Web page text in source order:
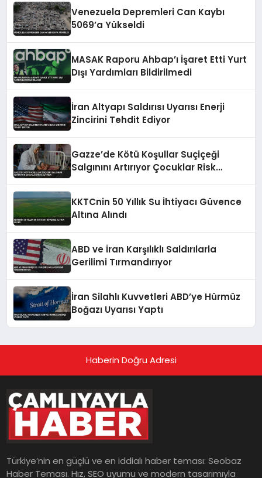
Venezuela Depremleri Can Kaybı
5069’a Yükseldi
MASAK Raporu Ahbap’ı İşaret Etti Yurt
Dışı Yardımları Bildirilmedi
İran Altyapı Saldırısı Uyarısı Enerji
Zincirini Tehdit Ediyor
Gazze’de Kötü Koşullar Suçiçeği
Salgınını Artırıyor Çocuklar Risk
KKTCnin 50 Yıllık Su İhtiyacı Güvence
Altına Alındı
ABD ve İran Karşılıklı Saldırılarla
Gerilimi Tırmandırıyor
İran Silahlı Kuvvetleri ABD’ye Hürmüz
Boğazı Uyarısı Yaptı
Haberin Doğru Adresi
Türkiye’nin en güçlü ve en iddialı haber teması: Seobaz
Haber Teması. Hız, SEO uyumu ve modern tasarımıyla